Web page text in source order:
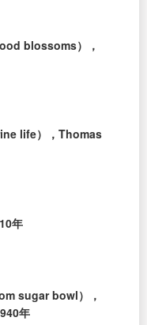
blossoms），
life），Thomas
年
sugar bowl），
年